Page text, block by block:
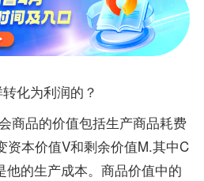
化为利润的？
品的价值包括生产商品耗费
资本价值V和剩余价值M.其中C
他的生产成本。商品价值中的